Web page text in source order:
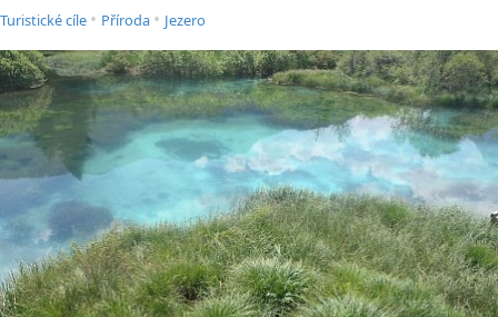
Turistické cíle • Příroda • Jezero